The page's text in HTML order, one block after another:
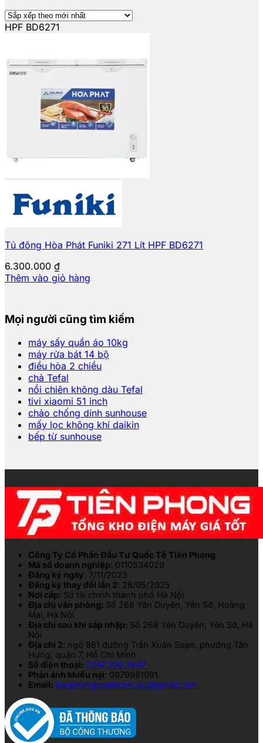
HPF BD6271
Tủ đông Hòa Phát Funiki 271 Lít HPF BD6271
6.300.000 ₫
Thêm vào giỏ hàng
Mọi người cũng tìm kiếm
máy sấy quần áo 10kg
máy rửa bát 14 bộ
điều hòa 2 chiều
chả Tefal
nồi chiên không dàu Tefal
tivi xiaomi 51 inch
chảo chống dính sunhouse
mấy lọc không khí daikin
bếp từ sunhouse
Công Ty Cổ Phần Đầu Tư Quốc Tế Tiên Phong
Mã số doanh nghiệp: 0110534029
Đăng ký ngày: 7/11/2023
Đăng ký thay đổi lần 2: 28/05/2025
Nơi cấp: Sở tài chính thành phố Hà Nội
Địa chỉ văn phòng: Số 268 Yên Duyên, Yên Sở, Hoàng
Mai, Hà Nội
Địa chỉ sau khi sáp nhập: Số 268 Yên Duyên, Yên Sở, Hà
Nội
Địa chỉ 2: ngõ 861 đường Trần Xuân Soạn, phường Tân
Hưng, quận 7, Hồ Chí Minh
Số điện thoại: 0247.300.3847
Phản ánh khiếu nại: 0979981091
Email: tienphongcpelectric.jsc@gmail.com